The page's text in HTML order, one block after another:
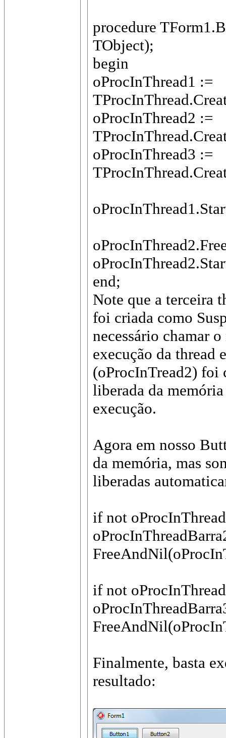
procedure
TObject);
begin
oProcInThread1 :=
oProcInThread2 :=
oProcInThread3 :=
end;
Note que a terceira
foi criada como
necessário chamar
execução da thread
(oProcInTread2) foi
liberada da
execução.
Agora em nosso
da memória, mas
liberadas
if not
if not
Finalmente, basta
resultado: